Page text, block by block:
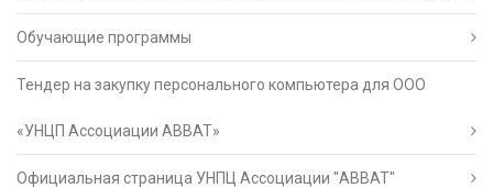
Обучающие программы
Тендер на закупку персонального компьютера для ООО
«УНЦП Ассоциации АВВАТ»
Официальная страница УНПЦ Ассоциации "АВВАТ"